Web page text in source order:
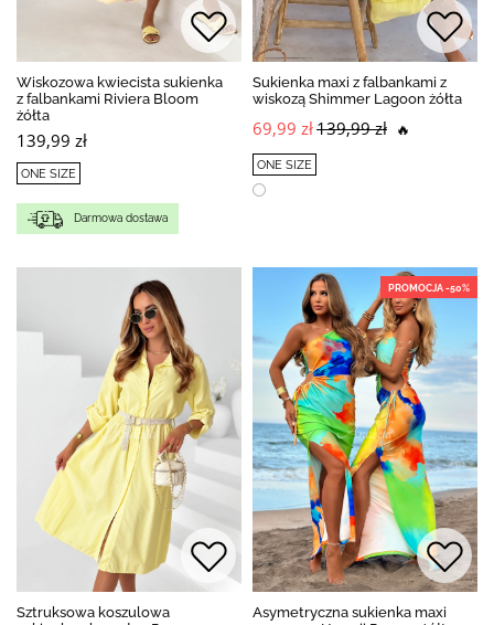
Wiskozowa kwiecista sukienka
z falbankami Riviera Bloom
żółta
139,99 zł
ONE SIZE
Darmowa dostawa
Sukienka maxi z falbankami z
wiskozą Shimmer Lagoon żółta
69,99 zł139,99 zł 🔥
ONE SIZE
Sztruksowa koszulowa
PROMOCJA -50%
Asymetryczna sukienka maxi